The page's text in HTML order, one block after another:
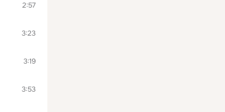
2:57
3:23
3:19
3:53